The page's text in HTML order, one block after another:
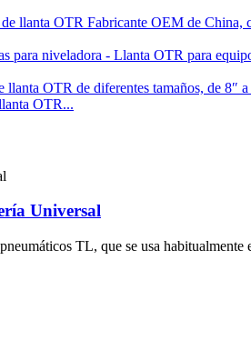
OTR...
Universal
TL, que se usa